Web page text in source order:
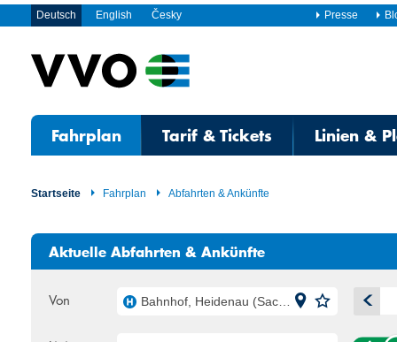
Deutsch English Česky Presse
Fahrplan Tarif & Tickets Linien &
Startseite Fahrplan Abfahrten & Ankünfte
Aktuelle Abfahrten & Ankünfte
Von Bahnhof, Heidenau (Sachs)